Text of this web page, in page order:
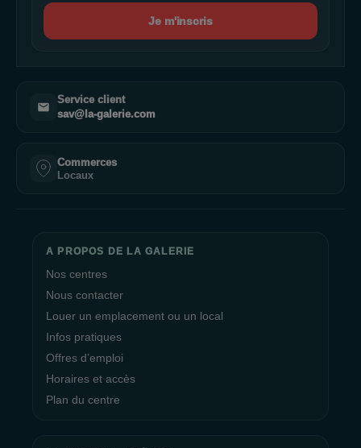
Je m'inscris
Service client
sav@la-galerie.com
Commerces
Locaux
A PROPOS DE LA GALERIE
Nos centres
Nous contacter
Louer un emplacement ou un local
Infos pratiques
Offres d’emploi
Horaires et accès
Plan du centre